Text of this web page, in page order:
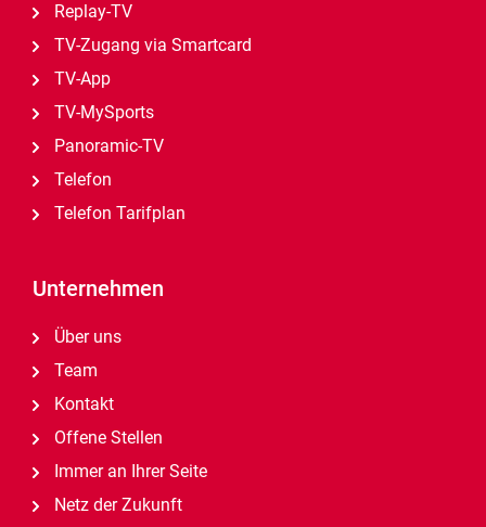
Replay-TV
TV-Zugang via Smartcard
TV-App
TV-MySports
Panoramic-TV
Telefon
Telefon Tarifplan
Unternehmen
Über uns
Team
Kontakt
Offene Stellen
Immer an Ihrer Seite
Netz der Zukunft